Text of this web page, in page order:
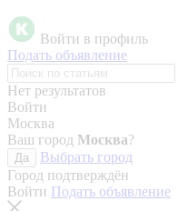
Войти в профиль
Подать объявление
Нет результатов
Войти
Москва
Ваш город Москва?
Да
Выбрать город
Город подтверждён
Войти Подать объявление